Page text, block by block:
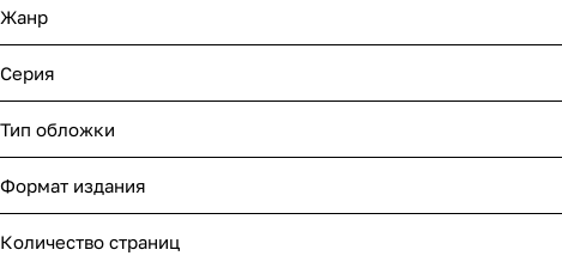
Жанр
Серия
Тип обложки
Формат издания
Количество страниц